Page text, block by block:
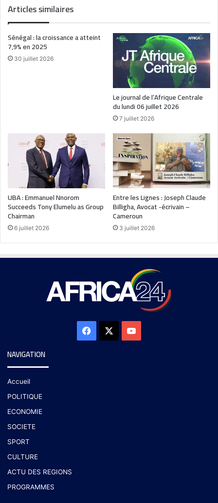
Articles similaires
Sénégal : la croissance a atteint
7,9% en 2025
30 juillet 2026
Le journal de l’Afrique Centrale
du lundi 06 juillet 2026
7 juillet 2026
UBA : Emmanuel Nnorom
Succeeds Tony Elumelu as Group
Chairman
6 juillet 2026
Entre les Lignes : Joseph Claude
Billigha, Avocat -écrivain –
Cameroun
3 juillet 2026
NAVIGATION
Accueil
POLITIQUE
ECONOMIE
SOCIETE
SPORT
CULTURE
ACTU DES REGIONS
PROGRAMMES